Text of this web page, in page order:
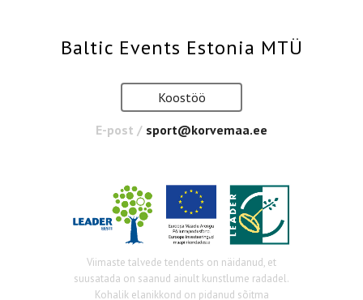
Baltic Events Estonia MTÜ
Koostöö
E-post / sport@korvemaa.ee
Viimaste talvede tendents on näidanud, et
suusatada on saanud ainult kunstlume radadel.
Kohalik elanikkond on pidanud sõitma